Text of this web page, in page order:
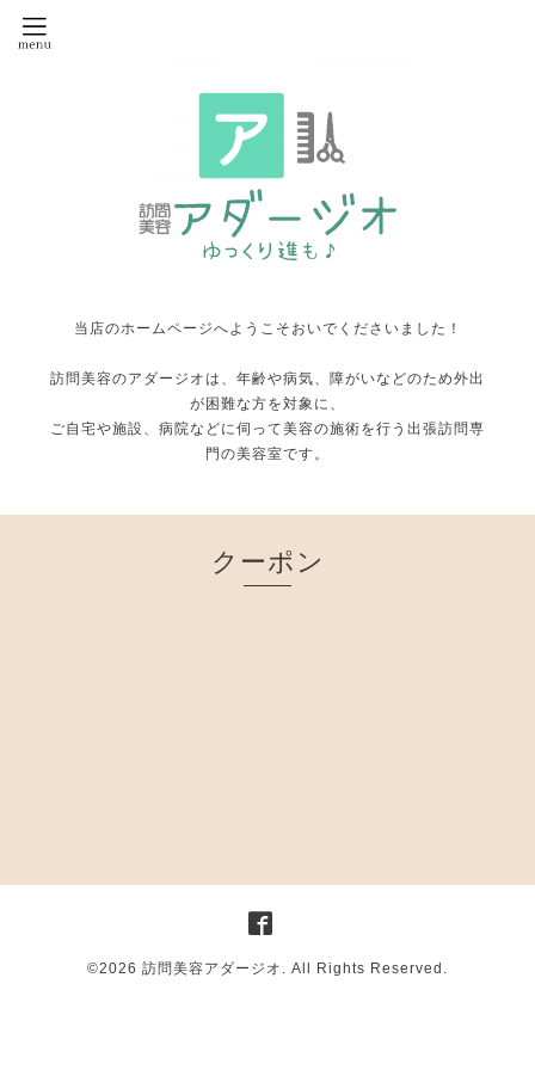
当店のホームページへようこそおいでくださいました！
訪問美容のアダージオは、年齢や病気、障がいなどのため外出
が困難な方を対象に、
ご自宅や施設、病院などに伺って美容の施術を行う出張訪問専
門の美容室です。
クーポン
©2026 訪問美容アダージオ . All Rights Reserved.